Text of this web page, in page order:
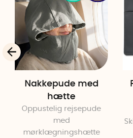
Nakkepude med
hætte
Oppustelig rejsepude
med
mørklægningshætte